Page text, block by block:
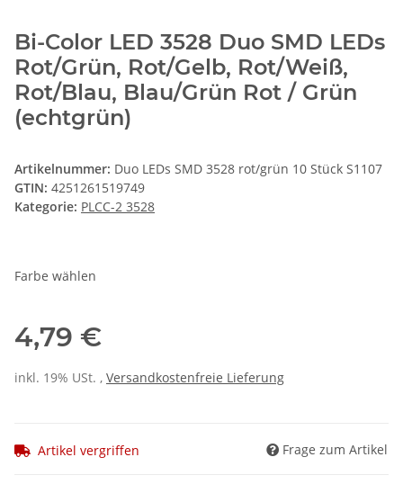
Bi-Color LED 3528 Duo SMD LEDs
Rot/Grün, Rot/Gelb, Rot/Weiß,
Rot/Blau, Blau/Grün Rot / Grün
(echtgrün)
Artikelnummer: Duo LEDs SMD 3528 rot/grün 10 Stück S1107
GTIN: 4251261519749
Kategorie: PLCC-2 3528
Farbe wählen
4,79 €
inkl. 19% USt. , Versandkostenfreie Lieferung
Artikel vergriffen Frage zum Artikel